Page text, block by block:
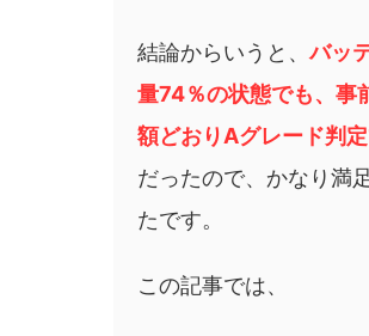
結論からいうと、バッ
量74％の状態でも、事
額どおりAグレード判
だったので、かなり満
たです。
この記事では、